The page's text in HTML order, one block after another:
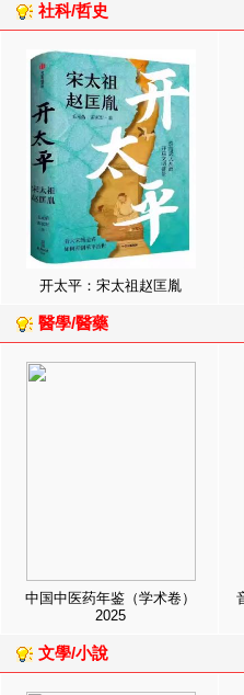
社科/哲史
开太平：宋太祖赵匡胤
醫學/醫藥
中国中医药年鉴（学术卷）
2025
文學/小說